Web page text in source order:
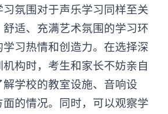
氛围对于声乐学习同样至关
适、充满艺术氛围的学习环
习热情和创造力。在选择深
构时，考生和家长不妨亲自
学校的教室设施、音响设
的情况。同时，可以观察学